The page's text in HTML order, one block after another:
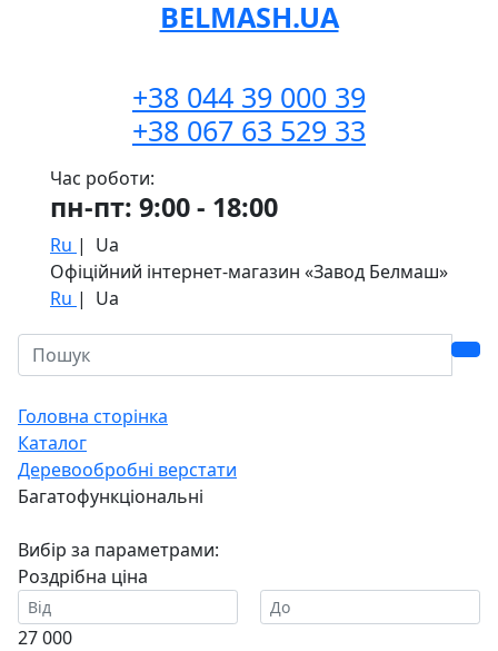
BELMASH.UA
+38 044 39 000 39
+38 067 63 529 33
Час роботи:
пн-пт: 9:00 - 18:00
Ru | Ua
Офіційний інтернет-магазин «Завод Белмаш»
Ru | Ua
Головна сторінка
Каталог
Деревообробні верстати
Багатофункціональні
Вибір за параметрами:
Роздрібна ціна
27 000